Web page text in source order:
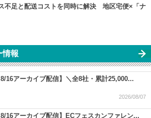
不足と配送コストを同時に解決 地区宅便×「ナ
情報
8/16アーカイブ配信】＼全8社・累計25,000...
2026/08/07
8/16アーカイブ配信】ECフェスカンファレン...